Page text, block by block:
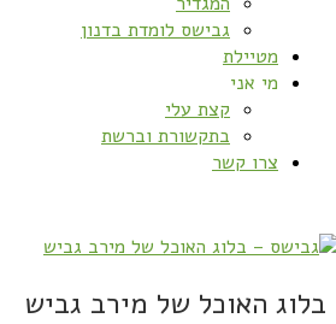
גבישס לומדת בדנון
מטיילת
מי אני
קצת עלי
בתקשורת וברשת
צרו קשר
בלוג האוכל של מירב גביש